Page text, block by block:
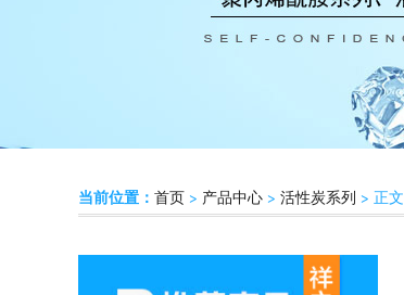
当前位置： 首页 > 产品中心 > 活性炭系列 > 正文